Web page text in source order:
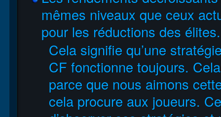
mêmes niveaux que ceux
pour les réductions des élites.
Cela signifie qu’une
CF fonctionne toujours.
parce que nous aimons
cela procure aux joueurs.